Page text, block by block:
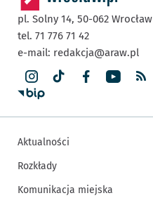
pl. Solny 14, 50-062 Wrocław
tel. 71 776 71 42
e-mail: redakcja@araw.pl
Aktualności
Rozkłady
Komunikacja miejska